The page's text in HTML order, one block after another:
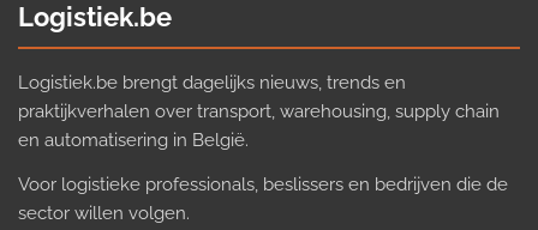
Logistiek.be
Logistiek.be brengt dagelijks nieuws, trends en
praktijkverhalen over transport, warehousing, supply chain
en automatisering in België.
Voor logistieke professionals, beslissers en bedrijven die de
sector willen volgen.